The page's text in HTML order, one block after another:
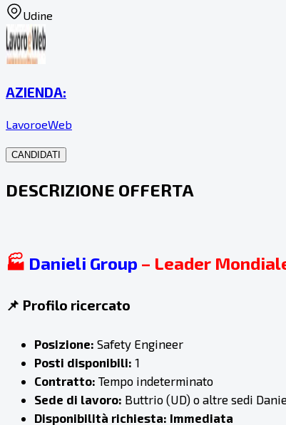
Udine
AZIENDA:
LavoroeWeb
CANDIDATI
DESCRIZIONE OFFERTA
🏭 Danieli Group – Leader
📌 Profilo ricercato
Posizione: Safety Engineer
Posti disponibili: 1
Contratto: Tempo indeterminato
Sede di lavoro: Buttrio (UD) o altre sedi
Disponibilità richiesta: Immediata